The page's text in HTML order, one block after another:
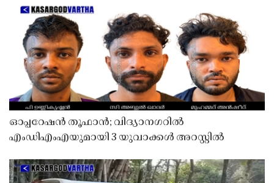
ഓപ്പറേഷൻ തൂഫാൻ; വിദ്യാനഗറിൽ
എംഡിഎംഎയുമായി 3 യുവാക്കൾ അറസ്റ്റിൽ